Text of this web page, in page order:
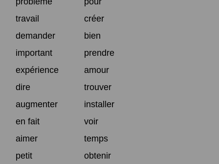
travail
créer
demander
bien
important
prendre
expérience
amour
dire
trouver
augmenter
installer
en fait
voir
aimer
temps
petit
obtenir